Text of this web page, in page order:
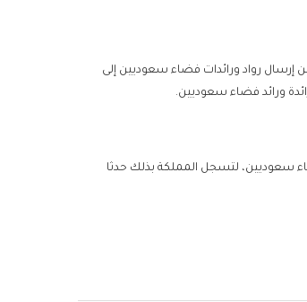
المملكة لرواد الفضاء الذي يأتي كحزمة متكاملة تحت مظلة رؤية 2030 يتضمن إرسال رواد ورائدات فضاء سعوديين إلى
طاقم رائدة ورائد فضاء سعوديين، لتسجل المملكة بذلك حدثا